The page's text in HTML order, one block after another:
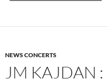
NEWS CONCERTS
JM KAJDAN